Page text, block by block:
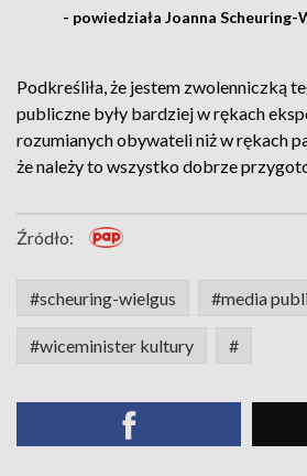
- powiedziała Joanna Scheuring-
Podkreśliła, że jestem zwolenniczką
publiczne były bardziej w rękach
rozumianych obywateli niż w rękach
że należy to wszystko dobrze
Źródło:
#scheuring-wielgus #media
#wiceminister kultury #